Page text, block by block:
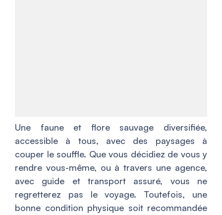
Une faune et flore sauvage diversifiée,
accessible à tous, avec des paysages à
couper le souffle. Que vous décidiez de vous y
rendre vous-même, ou à travers une agence,
avec guide et transport assuré, vous ne
regretterez pas le voyage. Toutefois, une
bonne condition physique soit recommandée